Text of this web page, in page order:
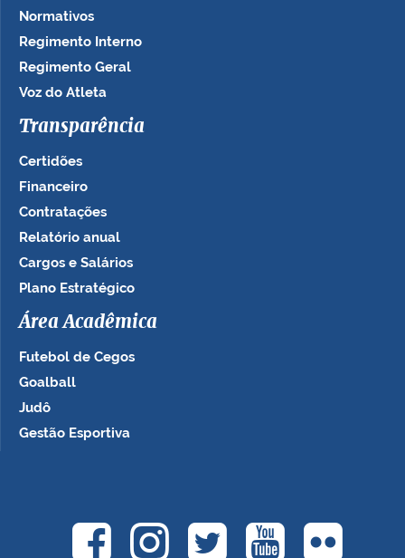
Normativos
Regimento Interno
Regimento Geral
Voz do Atleta
Transparência
Certidões
Financeiro
Contratações
Relatório anual
Cargos e Salários
Plano Estratégico
Área Acadêmica
Futebol de Cegos
Goalball
Judô
Gestão Esportiva